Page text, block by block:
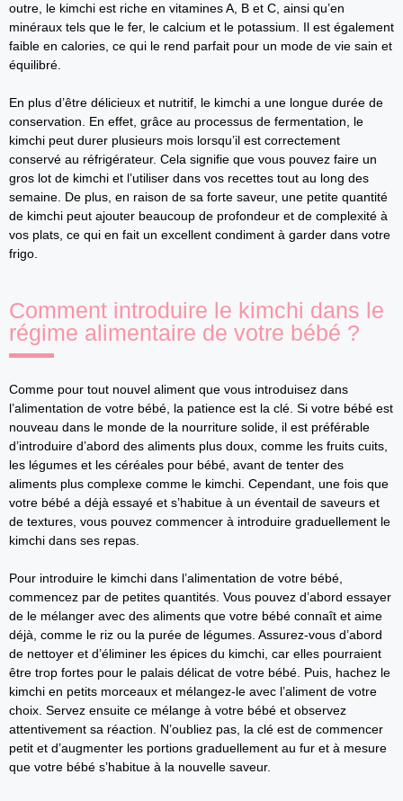
outre, le kimchi est riche en vitamines A, B et C, ainsi qu’en
minéraux tels que le fer, le calcium et le potassium. Il est également
faible en calories, ce qui le rend parfait pour un mode de vie sain et
équilibré.
En plus d’être délicieux et nutritif, le kimchi a une longue durée de
conservation. En effet, grâce au processus de fermentation, le
kimchi peut durer plusieurs mois lorsqu’il est correctement
conservé au réfrigérateur. Cela signifie que vous pouvez faire un
gros lot de kimchi et l’utiliser dans vos recettes tout au long des
semaine. De plus, en raison de sa forte saveur, une petite quantité
de kimchi peut ajouter beaucoup de profondeur et de complexité à
vos plats, ce qui en fait un excellent condiment à garder dans votre
frigo.
Comment introduire le kimchi dans le
régime alimentaire de votre bébé ?
Comme pour tout nouvel aliment que vous introduisez dans
l’alimentation de votre bébé, la patience est la clé. Si votre bébé est
nouveau dans le monde de la nourriture solide, il est préférable
d’introduire d’abord des aliments plus doux, comme les fruits cuits,
les légumes et les céréales pour bébé, avant de tenter des
aliments plus complexe comme le kimchi. Cependant, une fois que
votre bébé a déjà essayé et s’habitue à un éventail de saveurs et
de textures, vous pouvez commencer à introduire graduellement le
kimchi dans ses repas.
Pour introduire le kimchi dans l’alimentation de votre bébé,
commencez par de petites quantités. Vous pouvez d’abord essayer
de le mélanger avec des aliments que votre bébé connaît et aime
déjà, comme le riz ou la purée de légumes. Assurez-vous d’abord
de nettoyer et d’éliminer les épices du kimchi, car elles pourraient
être trop fortes pour le palais délicat de votre bébé. Puis, hachez le
kimchi en petits morceaux et mélangez-le avec l’aliment de votre
choix. Servez ensuite ce mélange à votre bébé et observez
attentivement sa réaction. N’oubliez pas, la clé est de commencer
petit et d’augmenter les portions graduellement au fur et à mesure
que votre bébé s’habitue à la nouvelle saveur.